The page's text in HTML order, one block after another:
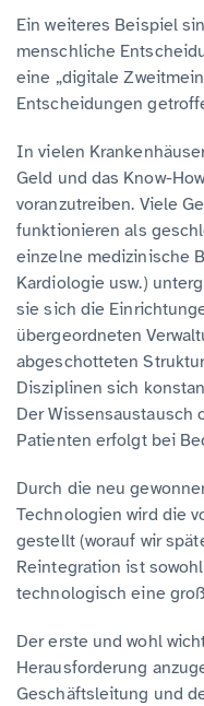
Ein weiteres Beispiel
menschliche
eine „digitale
Entscheidungen
In vielen
Geld und das Know-
voranzutreiben. Viele
funktionieren als
einzelne medizinische
Kardiologie usw.)
sie sich die
übergeordneten
abgeschotteten
Disziplinen sich
Der Wissensaustausch
Patienten erfolgt bei
Durch die neu
Technologien wird die
gestellt (worauf wir
Reintegration ist
technologisch eine
Der erste und wohl
Herausforderung
Geschäftsleitung und